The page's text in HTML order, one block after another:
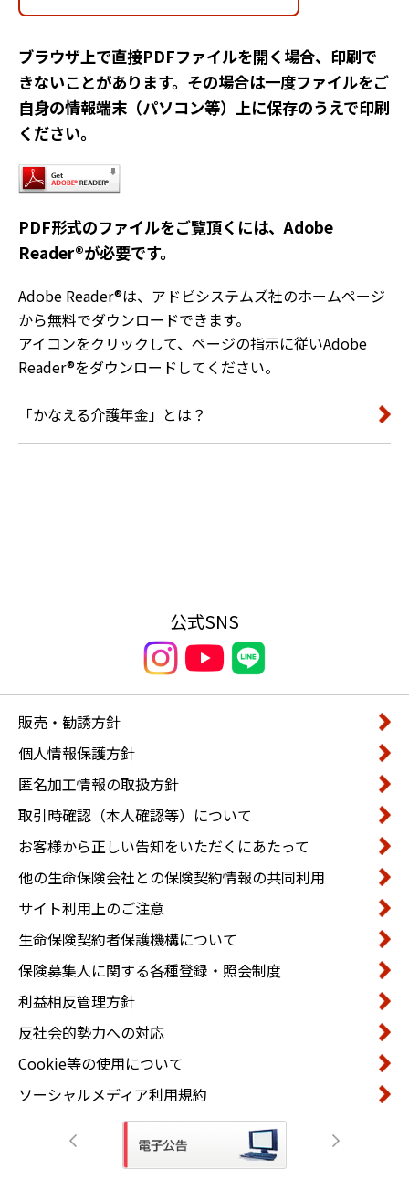
ブラウザ上で直接PDFファイルを開く場合、印刷で
きないことがあります。その場合は一度ファイルをご
自身の情報端末（パソコン等）上に保存のうえで印刷
ください。
PDF形式のファイルをご覧頂くには、Adobe
Reader®が必要です。
Adobe Reader®は、アドビシステムズ社のホームページ
から無料でダウンロードできます。
アイコンをクリックして、ページの指示に従いAdobe
Reader®をダウンロードしてください。
「かなえる介護年金」とは？
公式SNS
販売・勧誘方針
個人情報保護方針
匿名加工情報の取扱方針
取引時確認（本人確認等）について
お客様から正しい告知をいただくにあたって
他の生命保険会社との保険契約情報の共同利用
サイト利用上のご注意
生命保険契約者保護機構について
保険募集人に関する各種登録・照会制度
利益相反管理方針
反社会的勢力への対応
Cookie等の使用について
ソーシャルメディア利用規約